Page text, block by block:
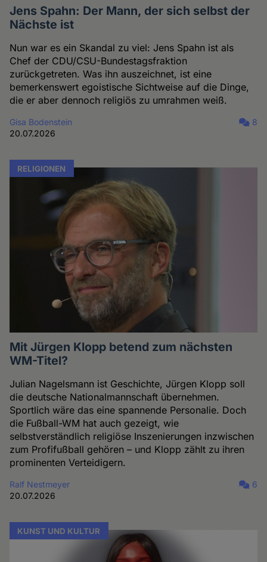
Jens Spahn: Der Mann, der sich selbst der
Nächste ist
Nun war es ein Skandal zu viel: Jens Spahn ist als
Chef der CDU/CSU-Bundestagsfraktion
zurückgetreten. Was ihn auszeichnet, ist eine
bemerkenswert egoistische Sichtweise auf die Dinge,
die er aber dennoch religiös zu umrahmen weiß.
Gisa Bodenstein
20.07.2026
8
RELIGIONEN
Mit Jürgen Klopp betend zum nächsten
WM-Titel?
Julian Nagelsmann ist Geschichte, Jürgen Klopp soll
die deutsche Nationalmannschaft übernehmen.
Sportlich wäre das eine spannende Personalie. Doch
die Fußball-WM hat auch gezeigt, wie
selbstverständlich religiöse Inszenierungen inzwischen
zum Profifußball gehören – und Klopp zählt zu ihren
prominenten Verteidigern.
Ralf Nestmeyer
20.07.2026
6
KUNST UND KULTUR